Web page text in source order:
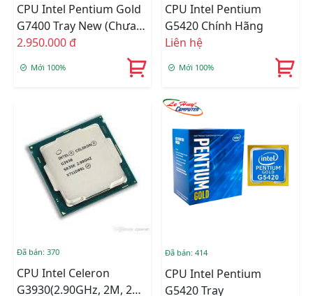
CPU Intel Pentium Gold
G7400 Tray New (chưa
Fan)
2.950.000 đ
Mới 100%
CPU Intel Pentium
G5420 Chính Hãng
Liên hệ
Mới 100%
Đã bán: 370
CPU Intel Celeron
G3930(2.90GHz, 2M, 2
Đã bán: 414
CPU Intel Pentium
G5420 Tray